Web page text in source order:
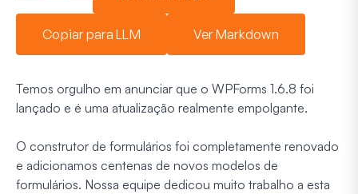
Copiar para LLM Ver Markdown
Temos orgulho em anunciar que o WPForms 1.6.8 foi
lançado e é uma atualização realmente empolgante.
O construtor de formulários foi completamente renovado
e adicionamos centenas de novos modelos de
formulários. Nossa equipe dedicou muito trabalho a esta